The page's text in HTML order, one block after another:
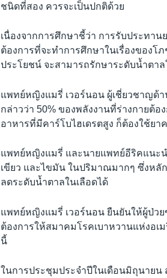
ชนิดที่สอง ควรจะเป็นปกติด้วย
เนื่องจากการศึกษาชี้ว่า การรับประทา
ต้องการที่จะทำการศึกษาในเรื่องของโ
ประโยชน์ จะสามารถรักษาระดับน้ำตา
แพทย์หญิงแมรี่ เวอร์นอน ผู้เชี่ยวชาญด้า
กล่าวว่า 50% ของพลังงานที่ร่างกายต้
อาหารที่มีคาร์โบไฮเดรตสูง ก็ต้องใช้ย
แพทย์หญิงแมรี่ และนายแพทย์อีริคแนะน
เขียว และไขมัน ในปริมาณมากๆ ซึ่งหลั
ลดระดับน้ำตาลในเลือดได้
แพทย์หญิงแมรี่ เวอร์นอน ยืนยันให้ผู้ป่วย
ต้องการให้สมาคมโรคเบาหวานแห่งอ
นี้
ในการประชุมประจำปีในเดือนมิถุนาย